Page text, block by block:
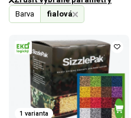
Barva fialová
1 varianta
použitý papír nebo
udržitelně spravovaných
označením podporují
s přírodními zdroji.